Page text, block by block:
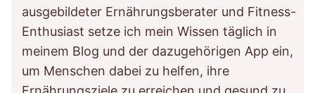
ausgebildeter Ernährungsberater und Fitness-
Enthusiast setze ich mein Wissen täglich in
meinem Blog und der dazugehörigen App ein,
um Menschen dabei zu helfen, ihre